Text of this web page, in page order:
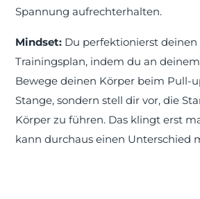
Spannung aufrechterhalten.
Mindset: Du perfektionierst
Trainingsplan, indem du an
Bewege deinen Körper beim Pull-
Stange, sondern stell dir vor, die
Körper zu führen. Das klingt erst
kann durchaus einen Unterschied